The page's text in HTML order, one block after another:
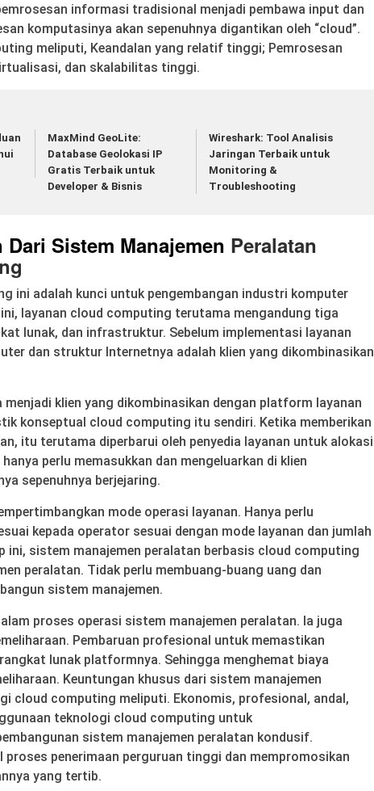
informasi tradisional menjadi pembawa input dan
komputasinya akan sepenuhnya digantikan oleh “cloud”.
meliputi, Keandalan yang relatif tinggi; Pemrosesan
dan skalabilitas tinggi.
MaxMind GeoLite:
Database Geolokasi IP
Gratis Terbaik untuk
Developer & Bisnis
Wireshark: Tool Analisis
Jaringan Terbaik untuk
Monitoring &
Troubleshooting
Sistem Manajemen Peralatan
ini adalah kunci untuk pengembangan industri komputer
layanan cloud computing terutama mengandung tiga
lunak, dan infrastruktur. Sebelum implementasi layanan
dan struktur Internetnya adalah klien yang dikombinasikan
menjadi klien yang dikombinasikan dengan platform layanan
konseptual cloud computing itu sendiri. Ketika memberikan
itu terutama diperbarui oleh penyedia layanan untuk alokasi
perlu memasukkan dan mengeluarkan di klien
sepenuhnya berjejaring.
mode operasi layanan. Hanya perlu
kepada operator sesuai dengan mode layanan dan jumlah
ini, sistem manajemen peralatan berbasis cloud computing
peralatan. Tidak perlu membuang-buang uang dan
sistem manajemen.
proses operasi sistem manajemen peralatan. Ia juga
Pembaruan profesional untuk memastikan
lunak platformnya. Sehingga menghemat biaya
Keuntungan khusus dari sistem manajemen
cloud computing meliputi. Ekonomis, profesional, andal,
teknologi cloud computing untuk
sistem manajemen peralatan kondusif.
penerimaan perguruan tinggi dan mempromosikan
yang tertib.